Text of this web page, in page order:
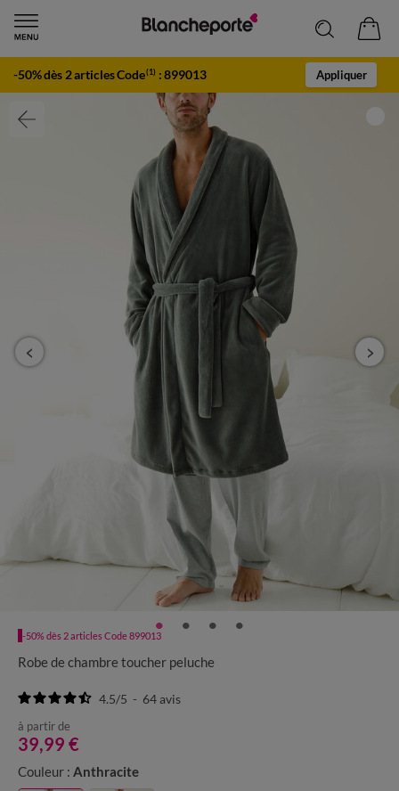
-50% dès 2 articles Code(1) :899013 Appliquer
-50% dès 2 articles Code 899013
Robe de chambre toucher peluche
4.5/5 - 64avis
à partir de
39,99 €
Couleur : Anthracite